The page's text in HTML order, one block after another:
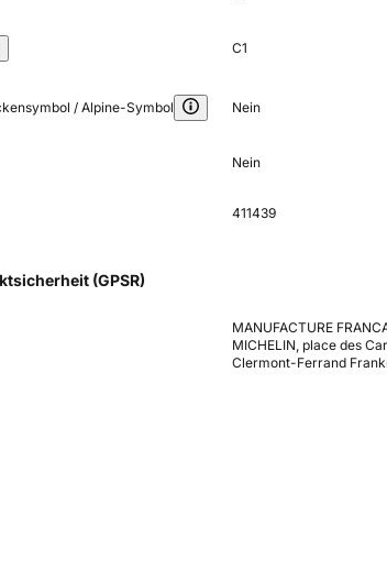
C1
/ Alpine-Symbol Nein
Nein
411439
(GPSR)
MANUFACTURE
MICHELIN, place des
Clermont-Ferrand